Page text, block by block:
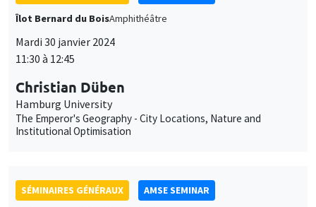
Îlot Bernard du BoisAmphithéâtre
Mardi 30 janvier 2024
11:30 à 12:45
Christian Düben
Hamburg University
The Emperor's Geography - City Locations, Nature and
Institutional Optimisation
SÉMINAIRES GÉNÉRAUX
AMSE SEMINAR